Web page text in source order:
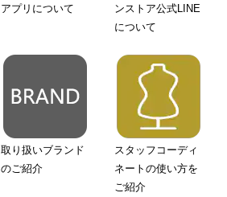
アプリについて
ンストア公式LINE
について
取り扱いブランド
のご紹介
スタッフコーディ
ネートの使い方を
ご紹介